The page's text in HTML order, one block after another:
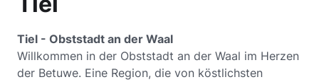
Tiel - Obststadt an der Waal
Willkommen in der Obststadt an der Waal im Herzen
der Betuwe. Eine Region, die von köstlichsten